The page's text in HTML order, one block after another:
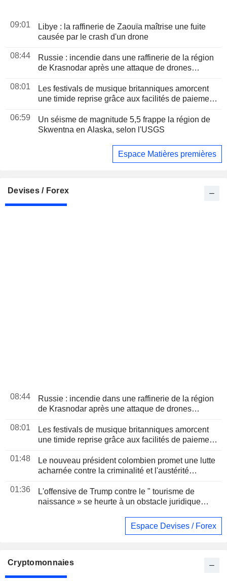
09:01
Libye : la raffinerie de Zaouïa maîtrise une fuite
causée par le crash d'un drone
08:44
Russie : incendie dans une raffinerie de la région
de Krasnodar après une attaque de drones
08:01
Les festivals de musique britanniques amorcent
une timide reprise grâce aux facilités de paiement
06:59
Un séisme de magnitude 5,5 frappe la région de
Skwentna en Alaska, selon l'USGS
Espace Matières premières
Devises / Forex
08:44
Russie : incendie dans une raffinerie de la région
de Krasnodar après une attaque de drones
08:01
Les festivals de musique britanniques amorcent
une timide reprise grâce aux facilités de paiement
01:48
Le nouveau président colombien promet une lutte
acharnée contre la criminalité et l'austérité
01:36
L'offensive de Trump contre le " tourisme de
naissance » se heurte à un obstacle juridique
Espace Devises / Forex
Cryptomonnaies